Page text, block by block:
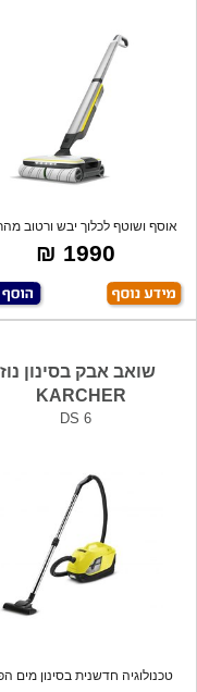
אוסף ושוטף לכלוך יבש ורטוב
בפעולה
1990 ₪
שואב אבק בסינון
KARCHER
DS 6
טכנולוגיה חדשנית בסינון מים